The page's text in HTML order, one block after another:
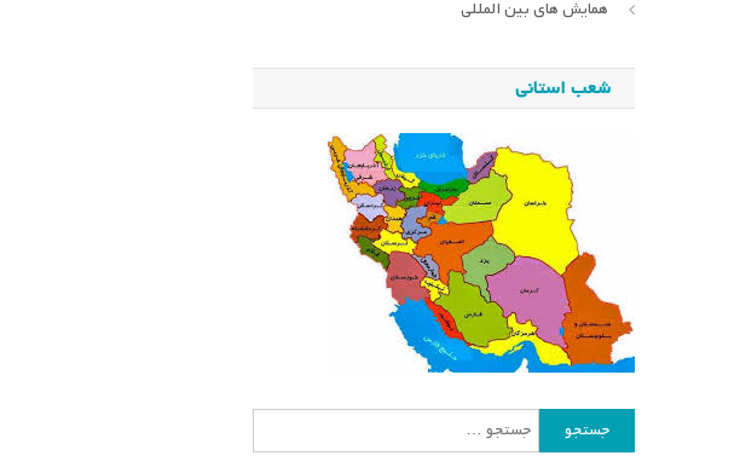
همایش های بین المللی
شعب استانی
جستجو
برای: